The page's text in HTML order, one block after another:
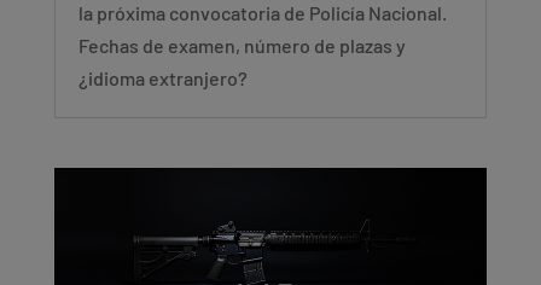
la próxima convocatoria de Policía Nacional.
Fechas de examen, número de plazas y
¿idioma extranjero?